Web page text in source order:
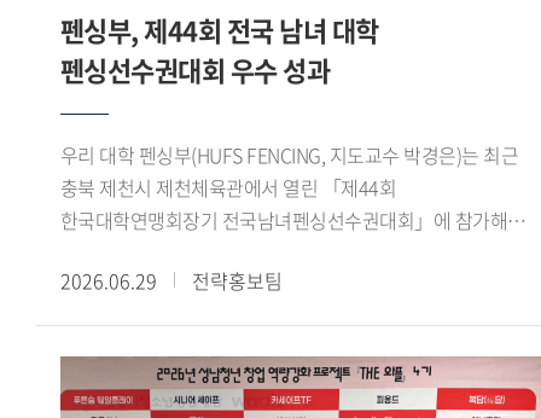
태국인 바이어들과 소통했던 경험도 특별했습니다. 우리
대학에서 공부하며 태국의 문화적 배경 지식을 쌓고 어학
수준을 높인 상태로 전시회에 참여해서인지 태국인 바이어들이
즐겁게 소통할 수 있었습니다. 전시회를 마칠 때는 제
개인번호를 물어볼 정도로 친해졌습니다. 한국외대를 통해
제가 성장했음을 실감한 순간이었습니다. - 이번 활동이
진로설정에 어떤 영향을 줬을지 궁금합니다.GTEP 활동을 통해
가능성을 피부로 체감한 계기였습니다. 이후 GTEP을 통해
현재는 한국에서 무슬림이 편하게 생활하도록 돕는
라이프스타일 앱을 개발하는 스타트업을 창업했습니다. 국내에
용인시정연구원 등 분야별 전문가들의 검토와 자문을 바탕으로
정책의 타당성과 실현 가능성을 높였다.이번 공모전에서는
정책의 창의성, 타당성, 효과성, 실현 가능성 등을 종합적으로
현안에 접목하고, 실제 행정 현장에 적용할 수 있는 구체적인
실행 방안을 제시해 우수한 평가를 받았다.이번 성과는 우리
대학 학생들이 지역사회의 문화, 복지, 관광 문제를 청년의
점에서 의미가 있다. 학생들이 대학에서 쌓은 전공 역량과
창의적 사고를 지역사회 문제 해결에 적용하며 정책 기획
능력과 현장 실무 역량을 보여줬다는 평가다.한편,
용인특례시는 현장 적용 가능성이 높은 우수 정책을 관련
펜싱부, 제44회 전국 남녀 대학
펜싱선수권대회 우수 성과
우리 대학 펜싱부(HUFS FENCING, 지도교수 박경은)는 최근
충북 제천시 제천체육관에서 열린 「제44회
한국대학연맹회장기 전국남녀펜싱선수권대회」에 참가해
성적을 거두었다.이번 대회는 한국대학펜싱연맹이 주최하고
제천시와 제천시체육회가 후원한 전국 규모의 대회로, 전국
38개 대학 선수부와 40개 대학 동아리부 등 총 647명이
참가했다. 우리 대학에서는 선수 29명이 출전해 뛰어난 기량과
2026.06.29 전략홍보팀